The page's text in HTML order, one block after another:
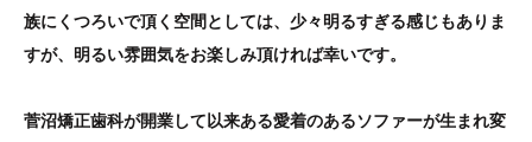
族にくつろいで頂く空間としては、少々明るすぎる感じもありま
すが、明るい雰囲気をお楽しみ頂ければ幸いです。
菅沼矯正歯科が開業して以来ある愛着のあるソファーが生まれ変